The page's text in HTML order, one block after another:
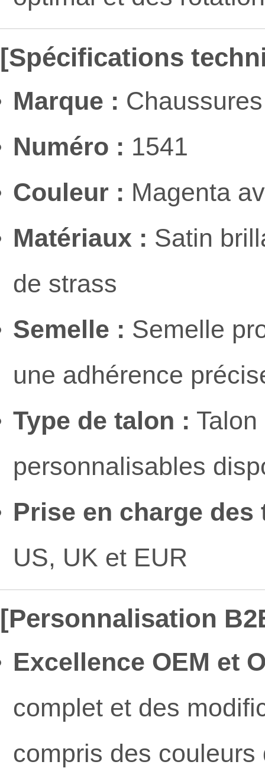
[Spécifications
Marque :
Numéro : 1541
Couleur : Magenta
Matériaux : Satin
de strass
Semelle : Semelle
une adhérence
Type de talon :
personnalisables
Prise en charge des
US, UK et EUR
[Personnalisation
Excellence OEM et
complet et des
compris des